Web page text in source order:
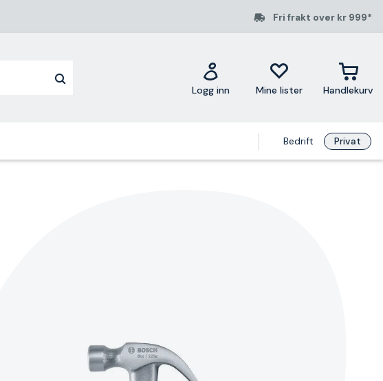
Fri frakt over kr 999*
Logg inn Mine lister Handlekurv
Bedrift Privat